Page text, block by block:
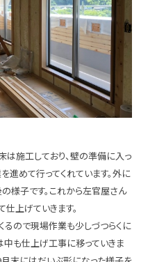
は施工しており、壁の準備に入っ
進めて行ってくれています。外に
様子です。これから左官屋さん
仕上げていきます。
るので現場作業も少しづつらくに
中も仕上げ工事に移っていきま